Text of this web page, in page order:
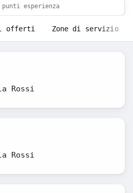
punti esperienza
offerti Zone di servizio
Rossi
Rossi